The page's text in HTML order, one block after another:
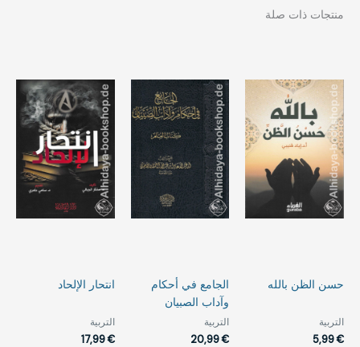
منتجات ذات صلة
حسن الظن بالله
التربية
5,99€
الجامع في أحكام
وآداب الصبيان
التربية
20,99€
‏انتحار الإلحاد
التربية
17,99€